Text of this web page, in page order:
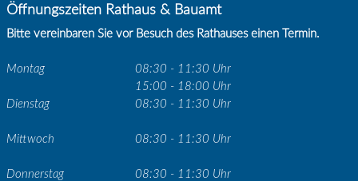
Öffnungszeiten Rathaus & Bauamt
Bitte vereinbaren Sie vor Besuch des Rathauses einen Termin.
Montag
08:30 - 11:30 Uhr
15:00 - 18:00 Uhr
Dienstag
08:30 - 11:30 Uhr
Mittwoch 08:30 - 11:30 Uhr
Donnerstag
08:30 - 11:30 Uhr